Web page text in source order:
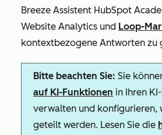
Breeze Assistent HubSpot
Website Analytics und Loop-
kontextbezogene Antworten zu
Bitte beachten Sie: Sie
auf KI-Funktionen in Ihren
verwalten und konfigurieren,
geteilt werden. Lesen Sie die